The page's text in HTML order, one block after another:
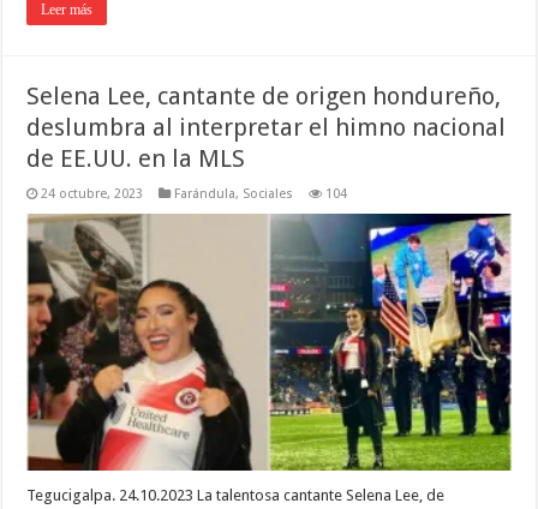
Leer más
Selena Lee, cantante de origen hondureño,
deslumbra al interpretar el himno nacional
de EE.UU. en la MLS
24 octubre, 2023 Farándula, Sociales 104
Tegucigalpa. 24.10.2023 La talentosa cantante Selena Lee, de